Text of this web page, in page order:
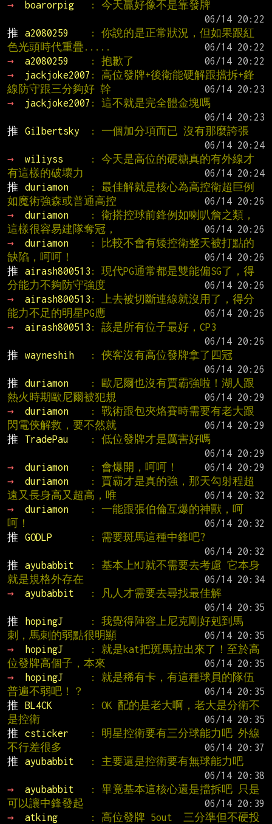
→
boarorpig
: 今天贏好像不是靠發牌
推
a2080259
: 你說的是正常狀況，但如果跟紅
色光頭時代重疊.....
→
a2080259 : 抱歉了
→
jackjoke2007 : 高位發牌+後衛能硬解跟擋拆+鋒
線防守跟三分夠好 幹
→
jackjoke2007 : 這不就是完全體金塊嗎
推
Gilbertsky
: 一個加分項而已 沒有那麼誇張
→
wiliyss
: 今天是高位的硬糖真的有外線才
有這樣的破壞力
推
duriamon
: 最佳解就是核心為高控衛超巨例
如魔術強森或普通高控
→
duriamon
: 衛搭控球前鋒例如喇叭詹之類，
這樣很容易建隊奪冠，
→
duriamon
: 比較不會有矮控衛整天被打點的
缺陷，呵呵！
推
airash800513 : 現代PG通常都是雙能偏SG了，得
分能力不夠防守強度
→
airash800513 : 上去被切斷連線就沒用了，得分
能力不足的明星PG應
→
airash800513 : 該是所有位子最好，CP3
推
wayneshih
: 俠客沒有高位發牌拿了四冠
推
duriamon
: 歐尼爾也沒有賈霸強啦！湖人跟
熱火時期歐尼爾被犯規
→
duriamon
: 戰術跟包夾烙賽時需要有老大跟
閃電俠解救，要不然就
推
TradePau
: 低位發牌才是厲害好嗎
→
duriamon : 會爆開，呵呵！
→
duriamon
: 賈霸才是真的強，那天勾射程超
遠又長身高又超高，唯
→
duriamon
: 一能跟張伯倫互爆的神獸，呵
呵！
推
GODLP
: 需要斑馬這種中鋒吧?
推
ayubabbit
: 基本上MJ就不需要去考慮 它本身
就是規格外存在
→
ayubabbit
: 凡人才需要去尋找最佳解
推
hopingJ
: 我覺得陣容上尼克剛好剋到馬
刺，馬刺的弱點很明顯
→
hopingJ
: 就是kat把斑馬拉出來了！至於高
位發牌高個子，本來
→
hopingJ
: 就是稀有卡，有這種球員的隊伍
普遍不弱吧！？
推
BL4CK
: OK 配的是老大啊，老大是分衛不
是控衛
推
csticker
: 明星控衛要有三分球能力吧 外線
不行差很多
推
ayubabbit
: 主要還是控衛要有無球能力吧
→
ayubabbit
: 畢竟基本這核心還是擋拆吧 只是
可以讓中鋒發起
→
atking
: 高位發牌 5out  三分準但不硬投